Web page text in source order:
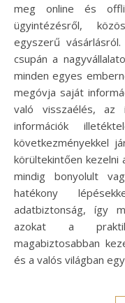
meg online és
ügyintézésről,
egyszerű
csupán a
minden egyes
megóvja saját
való visszaélés, az
információk
következményekkel
körültekintően kezelni
mindig bonyolult
hatékony
adatbiztonság, így
azokat a
magabiztosabban
és a valós világban